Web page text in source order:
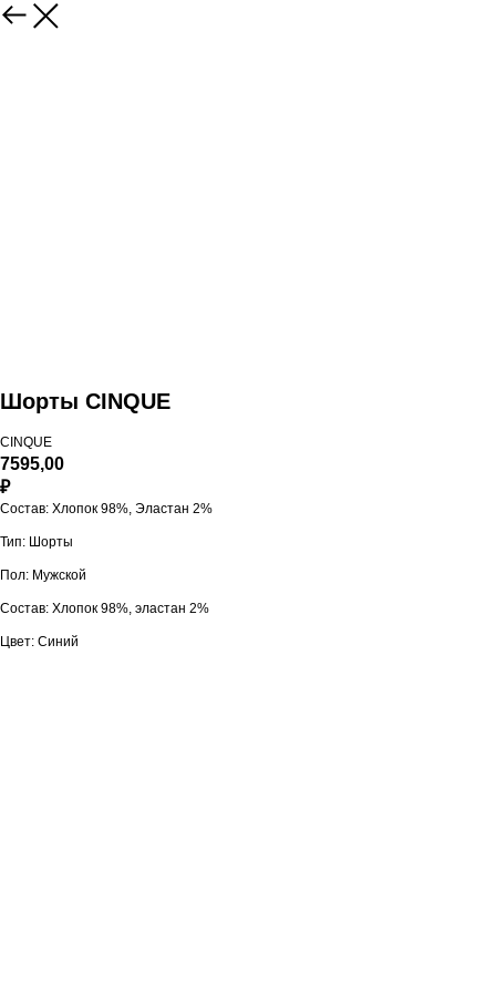
Шорты CINQUE
CINQUE
7595,00
₽
Состав: Хлопок 98%, Эластан 2%
Тип: Шорты
Пол: Мужской
Состав: Хлопок 98%, эластан 2%
Цвет: Синий